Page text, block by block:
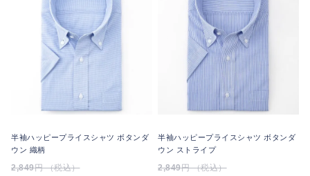
半袖ハッピープライスシャツ ボタンダ
ウン 織柄
2,849円 （税込）
半袖ハッピープライスシャツ ボタンダ
ウン ストライプ
2,849円 （税込）